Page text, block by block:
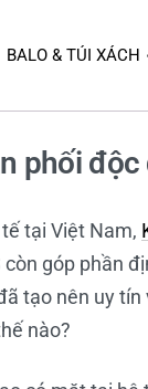
BALO & TÚI XÁCH
phối độc
tại Việt Nam,
góp phần
tạo nên uy tín
nào?